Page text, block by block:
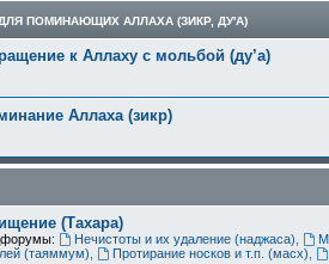
ПОМИНАЮЩИХ АЛЛАХА (ЗИКР, ДУ'А)
к Аллаху с мольбой (ду’а)
Аллаха (зикр)
(Тахара)
Нечистоты и их удаление (наджаса)
(таяммум)
Протирание носков и т.п. (масх)